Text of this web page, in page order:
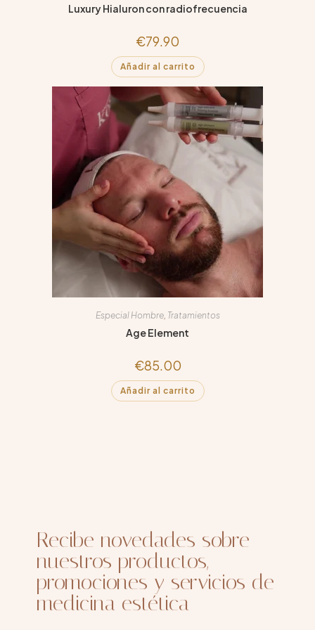
Luxury Hialuron con radiofrecuencia
€79.90
Añadir al carrito
Especial Hombre, Tratamientos
Age Element
€85.00
Añadir al carrito
Recibe novedades sobre
nuestros productos,
promociones y servicios de
medicina estética